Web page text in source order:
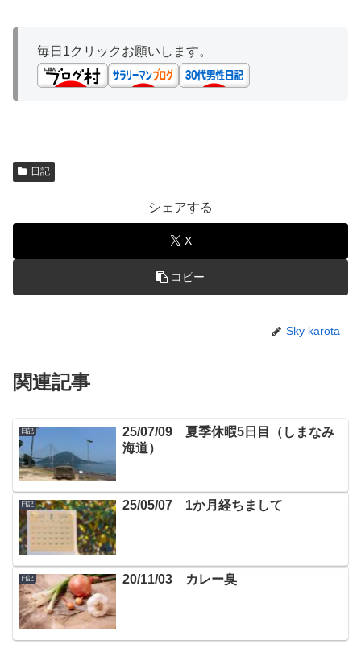
毎日1クリックお願いします。
日記
シェアする
X
コピー
Sky karota
関連記事
日記
25/07/09 夏季休暇5日目（しまなみ
海道）
日記 25/05/07 1か月経ちまして
日記 20/11/03 カレー臭